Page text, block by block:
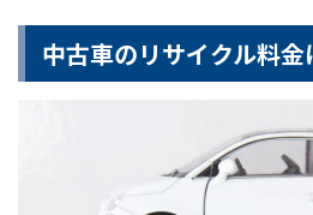
中古車のリサイクル料